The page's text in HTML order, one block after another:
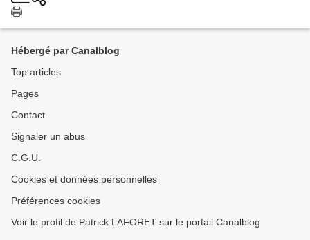
Hébergé par Canalblog
Top articles
Pages
Contact
Signaler un abus
C.G.U.
Cookies et données personnelles
Préférences cookies
Voir le profil de Patrick LAFORET sur le portail Canalblog